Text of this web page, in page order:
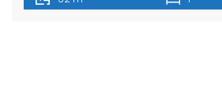
un interessante bilocale situato al